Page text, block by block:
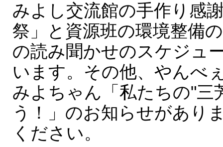
みよし交流館の手作り感
祭」と資源班の環境整備
の読み聞かせのスケジュ
います。その他、やんべ
みよちゃん「私たちの"三
う！」のお知らせがあり
ください。